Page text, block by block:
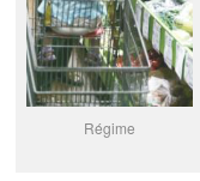
Régime